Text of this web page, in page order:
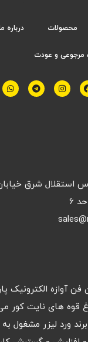
محصولات درباره
و عودت
آوازه الکترونیک
قوه های نایت کور
ورد لیزر مشغول به